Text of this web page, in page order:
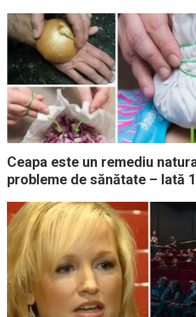
Ceapa este un remediu
probleme de sănătate – Iată